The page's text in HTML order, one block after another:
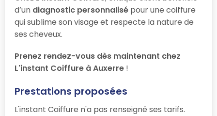
d’un diagnostic personnalisé pour une coiffure
qui sublime son visage et respecte la nature de
ses cheveux.
Prenez rendez-vous dès maintenant chez
L'instant Coiffure à Auxerre !
Prestations proposées
L'instant Coiffure n'a pas renseigné ses tarifs.